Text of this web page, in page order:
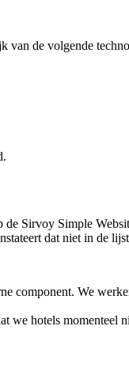
de volgende
Sirvoy Simple
dat niet in de
component. We
hotels momenteel